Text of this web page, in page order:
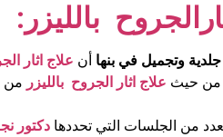
بالليزر :
وتجميل في بنها أن علاج اثار
من حيث علاج اثار الجروح بالليزر من
من الجلسات التي تحددها دكتور